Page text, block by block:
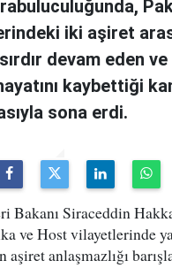
iki aşiret
devam eden
kaybettiği
sona erdi.
Bakanı Siraceddin
ve Host vilayetlerinde
aşiret anlaşmazlığı